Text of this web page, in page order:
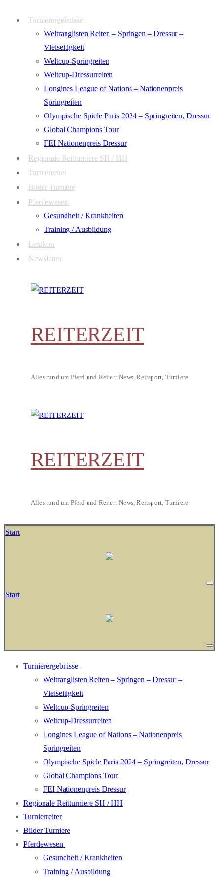
Turnierergebnisse
Weltranglisten Reiten – Springen – Dressur –
Vielseitigkeit
Weltcup-Springreiten
Weltcup-Dressurreiten
Longines League of Nations – Nationenpreis
Springreiten
Olympische Spiele Paris 2024 – Springreiten, Dressur
Global Champions Tour
FEI Nationenpreis Dressur
Regionale Reitturniere SH / HH
Turnierreiter
Bilder Turniere
Pferdewesen
Gesundheit / Krankheiten
Training / Ausbildung
Lexikon
Newsletter
REITERZEIT
Alles rund um Pferd und Reiter: News, Reitsport, Turniere
REITERZEIT
Alles rund um Pferd und Reiter: News, Reitsport, Turniere
Start
Start
Turnierergebnisse
Weltranglisten Reiten – Springen – Dressur –
Vielseitigkeit
Weltcup-Springreiten
Weltcup-Dressurreiten
Longines League of Nations – Nationenpreis
Springreiten
Olympische Spiele Paris 2024 – Springreiten, Dressur
Global Champions Tour
FEI Nationenpreis Dressur
Regionale Reitturniere SH / HH
Turnierreiter
Bilder Turniere
Pferdewesen
Gesundheit / Krankheiten
Training / Ausbildung